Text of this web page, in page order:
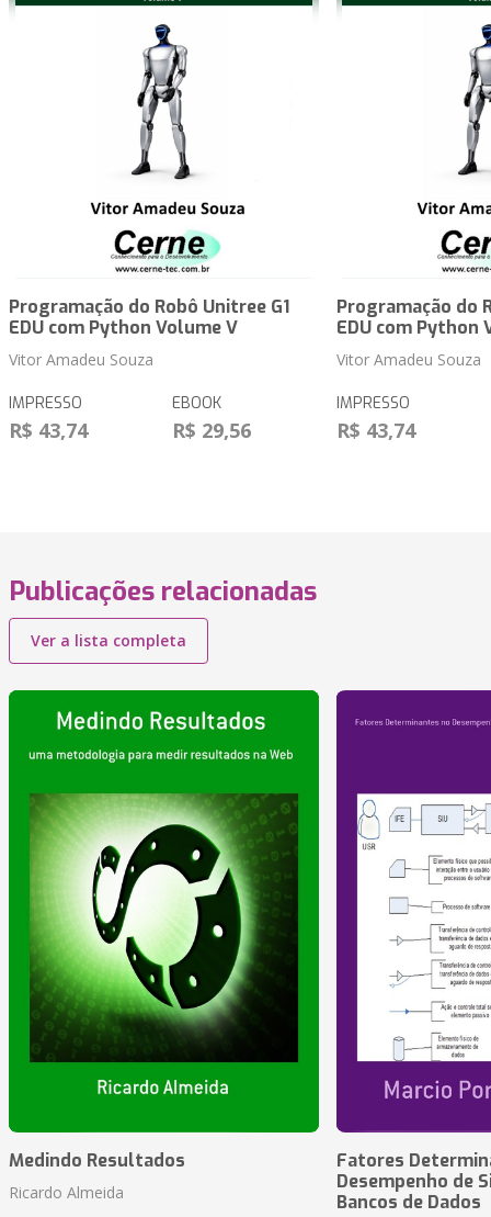
Programação do Robô Unitree G1
EDU com Python Volume V
Vitor Amadeu Souza
IMPRESSO
R$ 43,74
EBOOK
R$ 29,56
Programação do
EDU com Python
Vitor Amadeu Souza
IMPRESSO
R$ 43,74
Publicações relacionadas
Ver a lista completa
Medindo Resultados
Ricardo Almeida
Fatores
Desempenho de
Bancos de Dados